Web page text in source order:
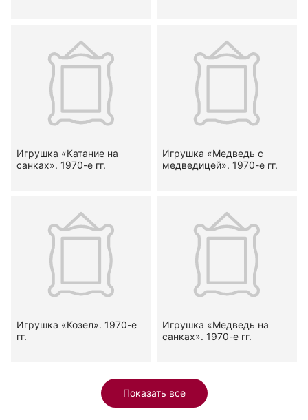
Игрушка «Катание на
санках». 1970-е гг.
Игрушка «Медведь с
медведицей». 1970-е гг.
Игрушка «Козел». 1970-е
гг.
Игрушка «Медведь на
санках». 1970-е гг.
Показать все